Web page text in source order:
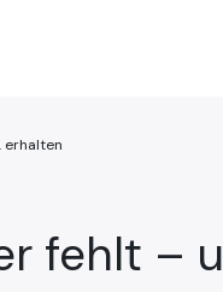
fehlt –
erhalten